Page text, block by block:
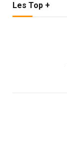
Les Top +